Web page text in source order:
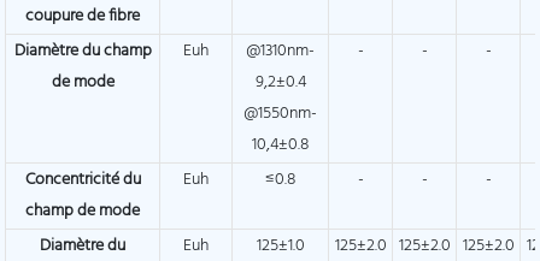
coupure de fibre
Diamètre du champ
de mode
Euh
@1310nm-
9,2±0.4
@1550nm-
10,4±0.8
- - -
Concentricité du
champ de mode
Euh ≤0.8 - - -
Diamètre du
Euh 125±1.0 125±2.0 125±2.0 125±2.0